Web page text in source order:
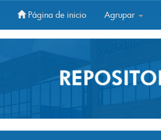
Página de inicio Agrupar